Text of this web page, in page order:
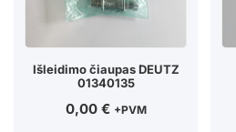
Išleidimo čiaupas DEUTZ
01340135
0,00 € +PVM